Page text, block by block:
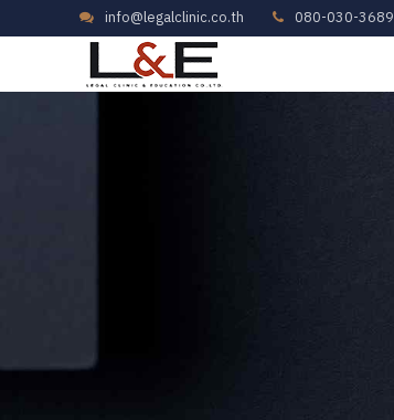
info@legalclinic.co.th 080-030-3689